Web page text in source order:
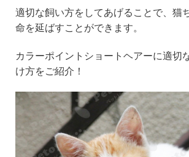
適切な飼い方をしてあげることで、猫
命を延ばすことができます。
カラーポイントショートヘアーに適切
け方をご紹介！